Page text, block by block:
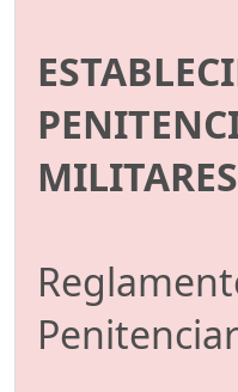
MILITARES